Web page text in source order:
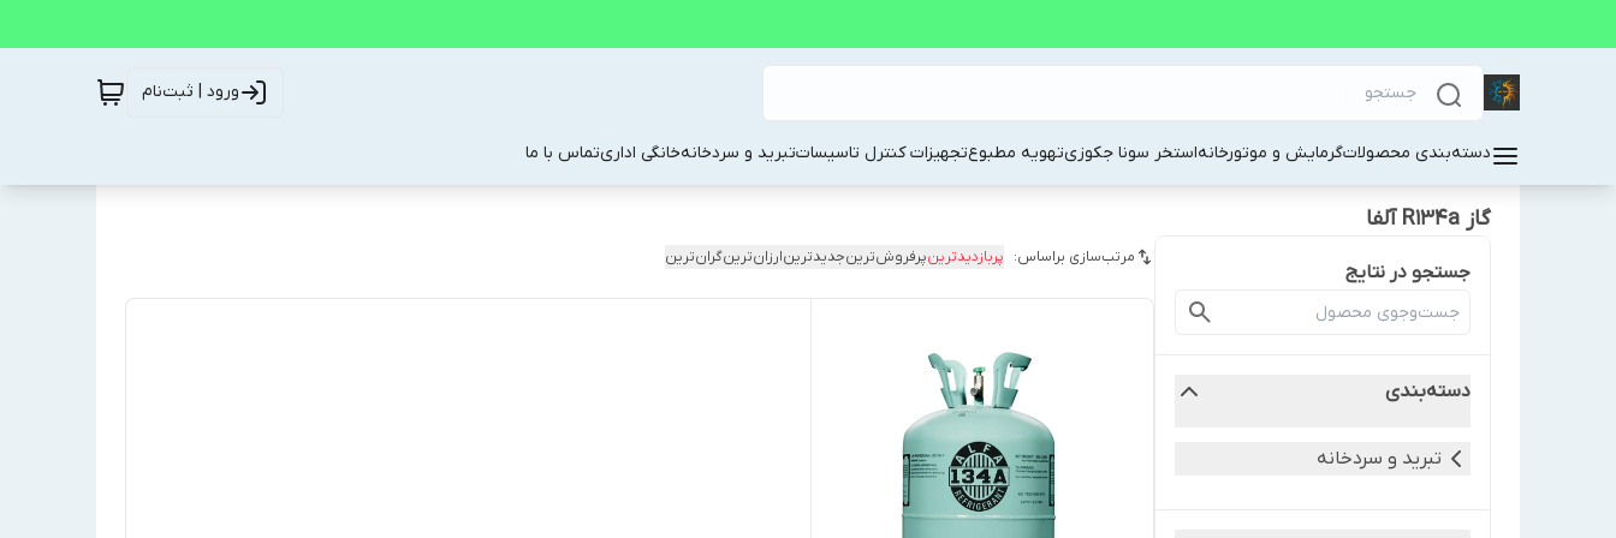
ورود | ثبت‌نام
دسته‌بندی محصولاتگرمایش و موتورخانهاستخر سونا جکوزیتهویه مطبوعتجهیزات کنترل تاسیساتتبرید و سردخانهخانگی اداریتماس با ما
گاز R134a آلفا
جستجو در نتایج
دسته‌بندی
تبرید و سردخانه
مرتب‌سازی براساس: پربازدیدترینپرفروش‌ترینجدیدترینارزان‌ترینگران‌ترین